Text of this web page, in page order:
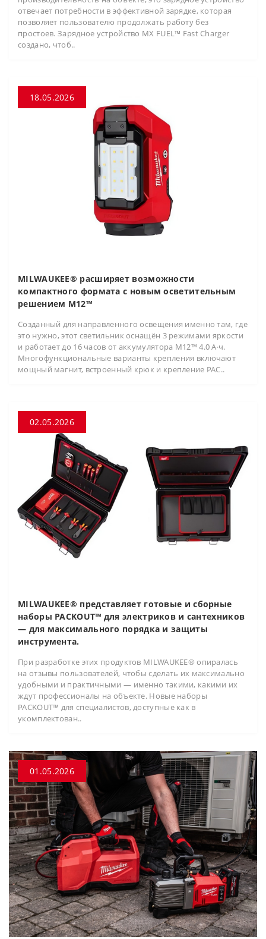
отвечает потребности в эффективной зарядке, которая
позволяет пользователю продолжать работу без
простоев. Зарядное устройство MX FUEL™ Fast Charger
создано, чтоб..
18.05.2026
MILWAUKEE® расширяет возможности
компактного формата с новым осветительным
решением M12™
Созданный для направленного освещения именно там, где
это нужно, этот светильник оснащён 3 режимами яркости
и работает до 16 часов от аккумулятора M12™ 4.0 А·ч.
Многофункциональные варианты крепления включают
мощный магнит, встроенный крюк и крепление PAC..
02.05.2026
MILWAUKEE® представляет готовые и сборные
наборы PACKOUT™ для электриков и сантехников
— для максимального порядка и защиты
инструмента.
При разработке этих продуктов MILWAUKEE® опиралась
на отзывы пользователей, чтобы сделать их максимально
удобными и практичными — именно такими, какими их
ждут профессионалы на объекте. Новые наборы
PACKOUT™ для специалистов, доступные как в
укомплектован..
01.05.2026